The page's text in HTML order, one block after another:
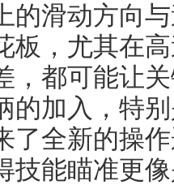
的滑动方向
板，尤其在
，都可能让
的加入，特
了全新的操
技能瞄准更